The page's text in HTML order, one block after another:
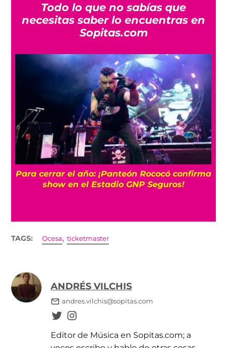
Todo lo que no sabías que
necesitas saber lo encuentras en
Sopitas.com
Para cerrar el año: ¡Panteón Rococó confirma
show en el Estadio GNP Seguros!
TAGS: Ocesa,ticketmaster
ANDRÉS VILCHIS
andres.vilchis@sopitas.com
Editor de Música en Sopitas.com; a